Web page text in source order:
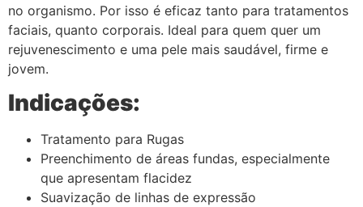
no organismo. Por isso é eficaz tanto para tratamentos
faciais, quanto corporais. Ideal para quem quer um
rejuvenescimento e uma pele mais saudável, firme e
jovem.
Indicações:
Tratamento para Rugas
Preenchimento de áreas fundas, especialmente
que apresentam flacidez
Suavização de linhas de expressão